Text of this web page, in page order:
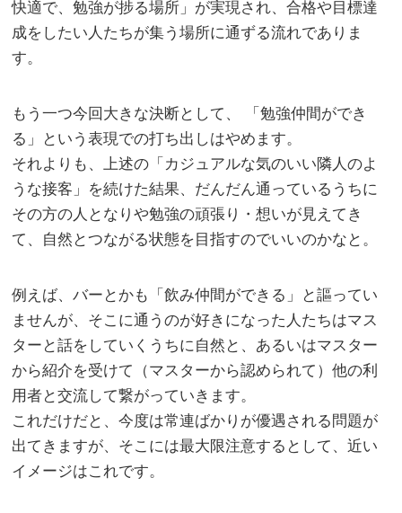
快適で、勉強が捗る場所」が実現され、合格や目標達
成をしたい人たちが集う場所に通ずる流れでありま
す。
もう一つ今回大きな決断として、 「勉強仲間ができ
る」という表現での打ち出しはやめます。
それよりも、上述の「カジュアルな気のいい隣人のよ
うな接客」を続けた結果、だんだん通っているうちに
その方の人となりや勉強の頑張り・想いが見えてき
て、自然とつながる状態を目指すのでいいのかなと。
例えば、バーとかも「飲み仲間ができる」と謳ってい
ませんが、そこに通うのが好きになった人たちはマス
ターと話をしていくうちに自然と、あるいはマスター
から紹介を受けて（マスターから認められて）他の利
用者と交流して繋がっていきます。
これだけだと、今度は常連ばかりが優遇される問題が
出てきますが、そこには最大限注意するとして、近い
イメージはこれです。